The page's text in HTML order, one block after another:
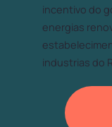
incentivo do
energias
industrias do